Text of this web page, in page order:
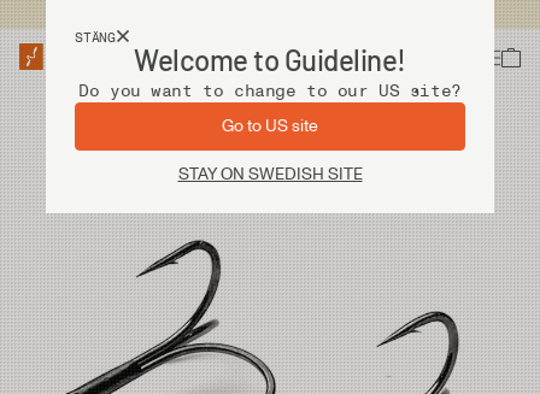
STÄNG
Welcome to Guideline!
Do you want to change to our US site?
Go to US site
STAY ON SWEDISH SITE